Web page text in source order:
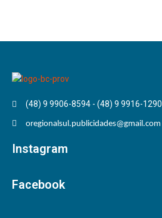
(48) 9 9906-8594 - (48) 9 9916-1290
oregionalsul.publicidades@gmail.com
Instagram
Facebook